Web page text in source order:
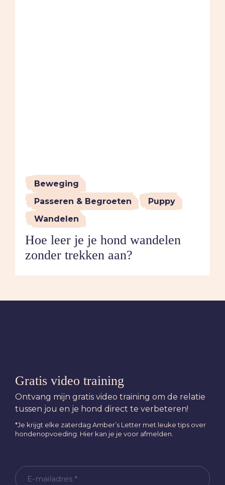
Beweging
Passeren & Begroeten
Puppy
Wandelen
Hoe leer je je hond wandelen
zonder trekken aan?
Gratis video training
Ontvang mijn gratis video training om de relatie
tussen jou en je hond direct te verbeteren!
*Je krijgt elke zaterdag Amber’s Letter met leuke tips over
hondenopvoeding. Hier kan je je voor afmelden.
E-